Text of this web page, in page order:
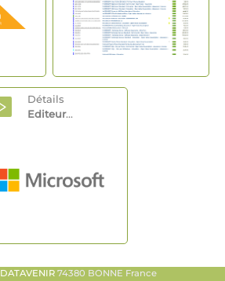
Détails
Editeur...
DATAVENIR74380 BONNE France